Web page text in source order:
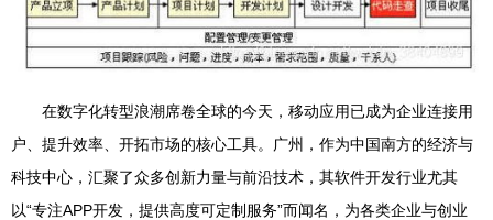
在数字化转型浪潮席卷全球的今天，移动应用已成为企业连接用
户、提升效率、开拓市场的核心工具。广州，作为中国南方的经济与
科技中心，汇聚了众多创新力量与前沿技术，其软件开发行业尤其
以“专注APP开发，提供高度可定制服务”而闻名，为各类企业与创业